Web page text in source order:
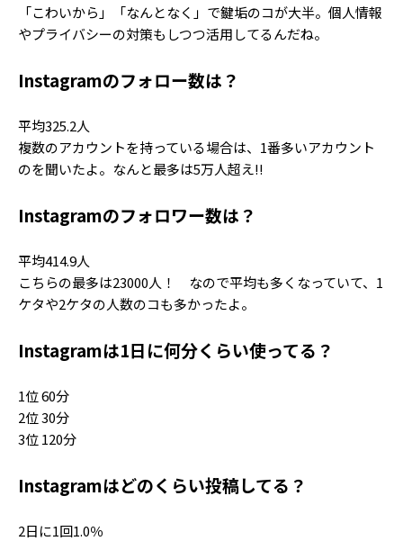
「こわいから」「なんとなく」で鍵垢のコが大半。個人情報
やプライバシーの対策もしつつ活用してるんだね。
Instagramのフォロー数は？
平均325.2人
複数のアカウントを持っている場合は、1番多いアカウント
のを聞いたよ。なんと最多は5万人超え!!
Instagramのフォロワー数は？
平均414.9人
こちらの最多は23000人！ なので平均も多くなっていて、1
ケタや2ケタの人数のコも多かったよ。
Instagramは1日に何分くらい使ってる？
1位 60分
2位 30分
3位 120分
Instagramはどのくらい投稿してる？
2日に1回1.0％